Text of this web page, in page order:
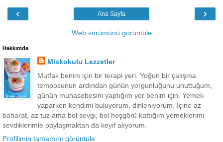
‹ ›
Ana Sayfa
Web sürümünü görüntüle
Hakkımda
Miskokulu Lezzetler
Mutfak benim için bir terapi yeri. Yoğun bir çalışma
temposunun ardından günün yorgunluğunu unuttuğum,
günün muhasebesini yaptığım yer benim için. Yemek
yaparken kendimi buluyorum, dinleniyorum. İçine az
baharat, az tuz ama bol sevgi, bol hoşgörü kattığım yemeklerimi
sevdiklerimle paylaşmaktan da keyif alıyorum.
Profilimin tamamını görüntüle